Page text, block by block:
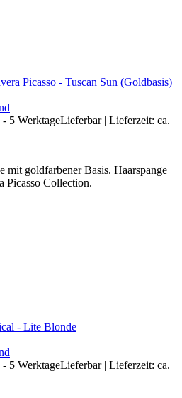
Picasso - Tuscan Sun (Goldbasis)
Lieferbar | Lieferzeit: ca.
mit goldfarbener Basis. Haarspange
Picasso Collection.
- Lite Blonde
Lieferbar | Lieferzeit: ca.